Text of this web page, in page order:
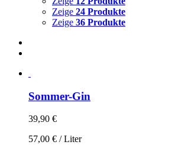
Zeige 24 Produkte
Zeige 36 Produkte
Sommer-Gin
39,90 €
57,00 € /Liter